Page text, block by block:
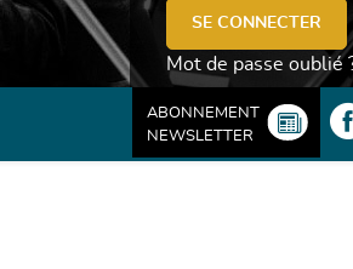
ABONNEMENT
NEWSLETTER
Mot de passe oublié